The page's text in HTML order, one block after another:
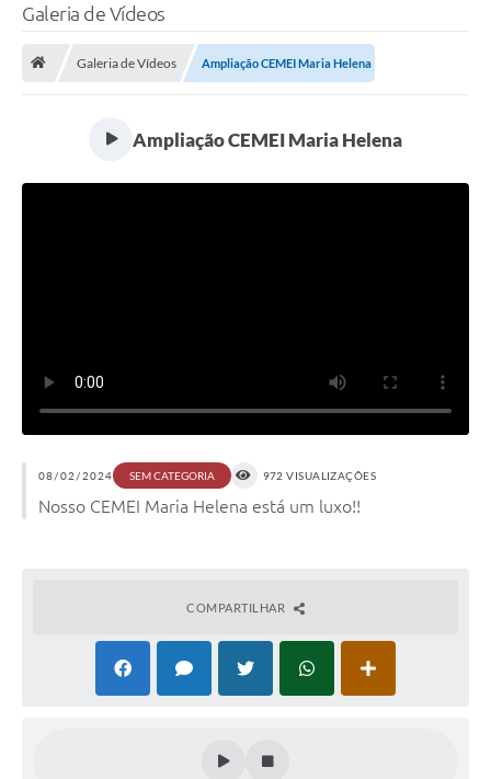
Galeria de Vídeos
Galeria de Vídeos Ampliação CEMEI Maria Helena
Ampliação CEMEI Maria Helena
08/02/2024 SEM CATEGORIA 972 VISUALIZAÇÕES
Nosso CEMEI Maria Helena está um luxo!!
COMPARTILHAR